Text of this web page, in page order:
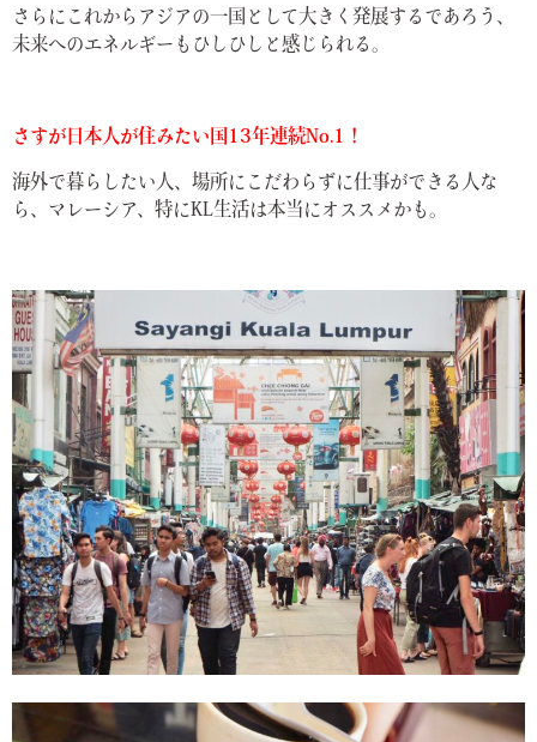
さらにこれからアジアの一国として大きく発展するであろう、
未来へのエネルギーもひしひしと感じられる。
さすが日本人が住みたい国13年連続No.1！
海外で暮らしたい人、場所にこだわらずに仕事ができる人な
ら、マレーシア、特にKL生活は本当にオススメかも。